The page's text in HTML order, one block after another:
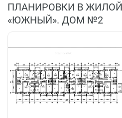
ПЛАНИРОВКИ В
«ЮЖНЫЙ». ДОМ №2